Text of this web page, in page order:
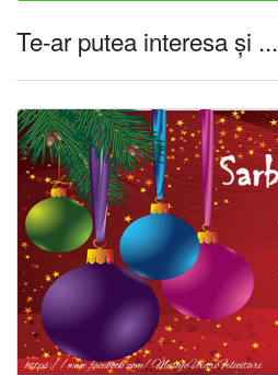
Te-ar putea interesa și ...